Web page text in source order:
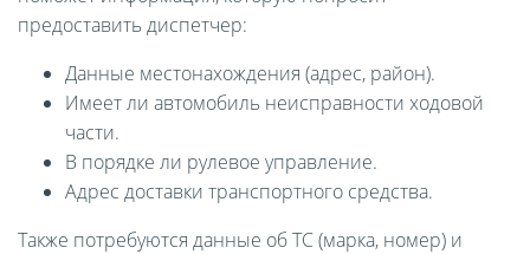
предоставить диспетчер:
Данные местонахождения (адрес, район).
Имеет ли автомобиль неисправности ходовой
части.
В порядке ли рулевое управление.
Адрес доставки транспортного средства.
Также потребуются данные об ТС (марка, номер) и